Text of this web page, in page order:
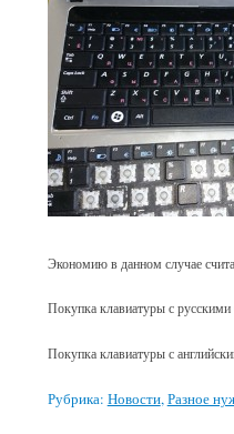
Экономию в данном случае
Покупка клавиатуры с
Покупка клавиатуры с
Рубрика: Новости,Разное